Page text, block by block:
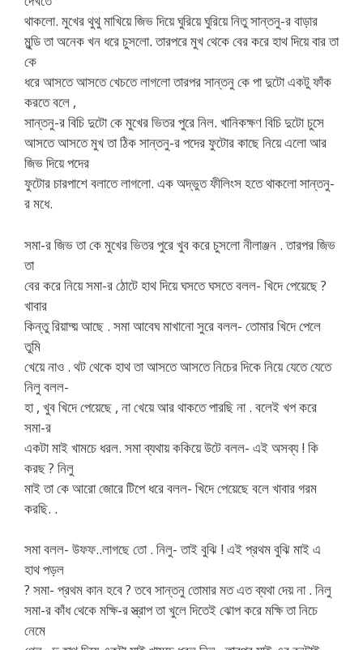
থাকলো. মুখের থুথু মাখিয়ে জিভ দিয়ে ঘুরিয়ে ঘুরিয়ে নিতু সান্তনু-র বাড়ার
মুন্ডি তা অনেক খন ধরে চুসলো. তারপরে মুখ থেকে বের করে হাথ দিয়ে বার তা
কে
ধরে আসতে আসতে খেচতে লাগলো তারপর সান্তনু কে পা দুটো একটু ফাঁক
করতে বলে ,
সান্তনু-র বিচি দুটো কে মুখের ভিতর পুরে নিল. খানিকক্ষণ বিচি দুটো চুসে
আসতে আসতে মুখ তা ঠিক সান্তনু-র পদের ফুটোর কাছে নিয়ে এলো আর
জিভ দিয়ে পদের
ফুটোর চারপাশে বলাতে লাগলো. এক অদ্ভুত ফীলিংস হতে থাকলো সান্তনু-
র মধে.
সমা-র জিভ তা কে মুখের ভিতর পুরে খুব করে চুসলো নীলাঞ্জন . তারপর জিভ
তা
বের করে নিয়ে সমা-র ঠোটে হাথ দিয়ে ঘসতে ঘসতে বলল- খিদে পেয়েছে ?
খাবার
কিন্তু রিয়াদ্য় আছে . সমা আবেঘ মাখানো সুরে বলল- তোমার খিদে পেলে
তুমি
খেয়ে নাও . থট থেকে হাথ তা আসতে আসতে নিচের দিকে নিয়ে যেতে যেতে
নিলু বলল-
হা , খুব খিদে পেয়েছে , না খেয়ে আর থাকতে পারছি না . বলেই খপ করে
সমা-র
একটা মাই খামচে ধরল. সমা ব্যথায় ককিয়ে উটে বলল- এই অসব্য ! কি
করছ ? নিলু
মাই তা কে আরো জোরে টিপে ধরে বলল- খিদে পেয়েছে বলে খাবার গরম
করছি. .
সমা বলল- উফফ..লাগছে তো . নিলু- তাই বুঝি ! এই প্রথম বুঝি মাই এ
হাথ পড়ল
? সমা- প্রথম কান হবে ? তবে সান্তনু তোমার মত এত ব্যথা দেয় না . নিলু
সমা-র কাঁধ থেকে মক্ষি-র স্ত্রাপ তা খুলে দিতেই ঝোপ করে মক্ষি তা নিচে
নেমে